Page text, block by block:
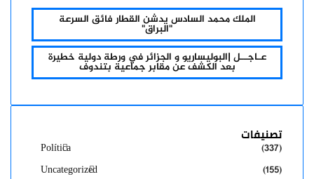
الملك محمد السادس يدشن القطار فائق السرعة
"البراق"
عـاجــل |البوليساريو و الجزائر في ورطة دولية خطيرة
بعد الكشف عن مقابر جماعية بتندوف
تصنيفات
Política
(337)
Uncategorized
(155)